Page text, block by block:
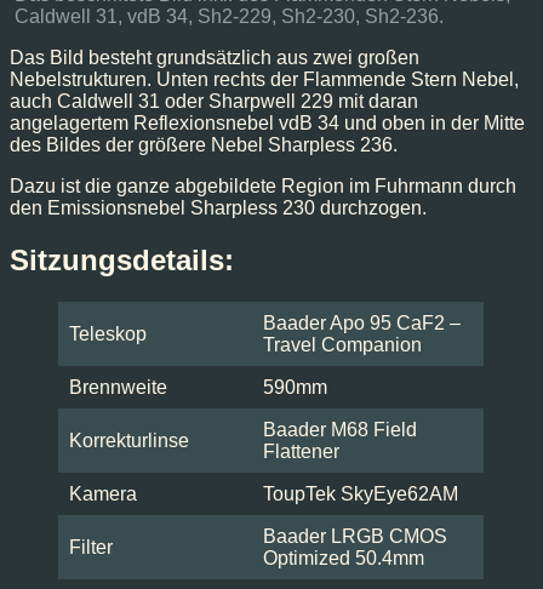
Caldwell 31, vdB 34, Sh2-229, Sh2-230, Sh2-236.
Das Bild besteht grundsätzlich aus zwei großen
Nebelstrukturen. Unten rechts der Flammende Stern Nebel,
auch Caldwell 31 oder Sharpwell 229 mit daran
angelagertem Reflexionsnebel vdB 34 und oben in der Mitte
des Bildes der größere Nebel Sharpless 236.
Dazu ist die ganze abgebildete Region im Fuhrmann durch
den Emissionsnebel Sharpless 230 durchzogen.
Sitzungsdetails:
Teleskop
Baader Apo 95 CaF2 –
Travel Companion
Brennweite 590mm
Korrekturlinse
Baader M68 Field
Flattener
Kamera ToupTek SkyEye62AM
Filter
Baader LRGB CMOS
Optimized 50.4mm